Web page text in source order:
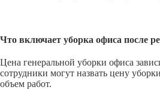
Что включает уборка офиса после
Цена генеральной уборки офиса
сотрудники могут назвать цену
объем работ.